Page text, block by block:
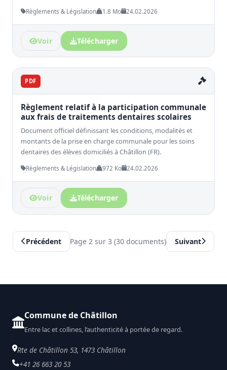
Règlements & Législation 1.8 Mo 24.02.2026
Voir Télécharger
PDF
Règlement relatif à la participation communale
aux frais de traitements dentaires scolaires
Document officiel définissant les conditions, modalités et
montants de la prise en charge communale pour les soins
dentaires des élèves domiciliés à Châtillon (FR).
Règlements & Législation 972 Ko 24.02.2026
Voir Télécharger
Précédent Page 2 sur 3 (30 documents) Suivant
Commune de Châtillon
Entre lac et collines, l’authenticité à portée de regard.
Rte de Châtillon 53, 1473 Châtillon
+41 26 663 20 53